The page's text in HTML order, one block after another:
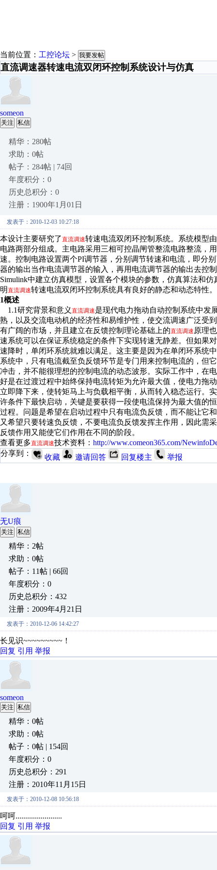
当前位置： 工控论坛 > 我要发帖
直流调速器转速电流双闭环控制系统设计与仿真
someon
关注 私信
精华：280帖
求助：0帖
帖子：284帖 | 74回
年度积分：0
历史总积分：0
注册：1900年1月01日
发表于：2010-12-03 10:27:18
本设计主要研究了直流调速转速电流双闭环控制系统。系统模型
电路两部分组成。主电路采用三相可控晶闸管整流电路整流，
速。控制电路设置两个PI调节器，分别调节转速和电流，即分
器的输出当作电流调节器的输入，再用电流调节器的输出去控
Simulink中建立仿真模型，设置各个模块的参数，仿真算法和
明直流调速转速电流双闭环控制系统具有良好的静态和动态特性。
1概述
1.1研究背景和意义 直流调速是现代电力拖动自动控制系统中发
熟，以及交流电动机的经济性和易维护性，使交流调速广泛受
有广阔的市场，并且建立在反馈控制理论基础上的直流调速 原理
速系统可以在保证系统稳定的条件下实现转速无静差。但如果
速降时，单闭环系统就难以满足。这主要是因为在单闭环系统
系统中，只有电流截至负反馈环节是专门用来控制电流的，但
冲击，并不能很理想的控制电流的动态波形。实际工作中，在
好是在过渡过程中始终保持电流转矩为允许最大值，使电力拖
立即降下来，使转矩马上与负载相平衡，从而转入稳态运行。
许条件下最快启动，关键是要获得一段使电流保持为最大值的
过程。问题是希望在启动过程中只有电流负反馈，而不能让它
又希望只要转速负反馈，不要电流负反馈发挥主作用，因此需
反馈作用又能使它们作用在不同的阶段。
查看更多直流调速技术资料： http://www.comeon365.com/
分享到：
收藏 邀请回答 回复楼主 举报
无U痕
关注 私信
精华：2帖
求助：0帖
帖子：11帖 | 66回
年度积分：0
历史总积分：432
注册：2009年4月21日
发表于：2010-12-06 14:42:27
长见识~~~~~~~~~！
回复 引用 举报
someon
关注 私信
精华：0帖
求助：0帖
帖子：0帖 | 154回
年度积分：0
历史总积分：291
注册：2010年11月15日
发表于：2010-12-08 10:56:18
呵呵........................
回复 引用 举报